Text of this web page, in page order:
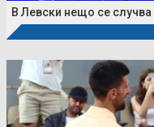
В Левски нещо се случва